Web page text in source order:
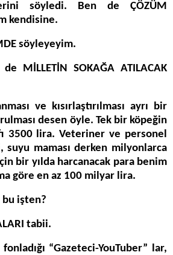
söyledi. Ben de ÇÖZÜM
kendisine.
söyleyeyim.
MİLLETİN SOKAĞA ATILACAK
ve kısırlaştırılması ayrı bir
desen öyle. Tek bir köpeğin
3500 lira. Veteriner ve personel
suyu maması derken milyonlarca
bir yılda harcanacak para benim
göre en az 100 milyar lira.
bu işten?
tabii.
“Gazeteci-YouTuber” lar,